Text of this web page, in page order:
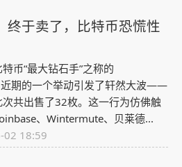
终于卖了，比特币恐慌性
币“最大钻石手”之称的
期的一个举动引发了轩然大波——
共出售了32枚。这一行为仿佛触
、Wintermute、贝莱德...
02 18:59